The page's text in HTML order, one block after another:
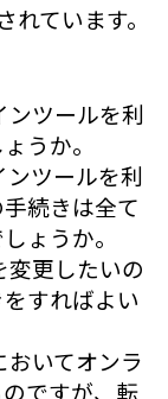
ています。
ンツールを利
うか。
ツールを利
続きは全て
ょうか。
変更したいの
すればよい
いてオンラ
ですが、転